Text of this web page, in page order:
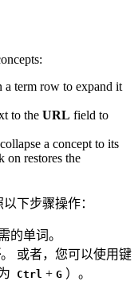
a term row to expand it
to the URL field to
a concept to its
on restores the
下步骤操作：
的单词。
。 或者，您可以使用键
Ctrl + G ）。